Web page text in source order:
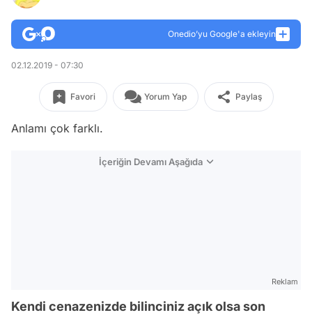
Onedio’yu Google'a ekleyin
02.12.2019 - 07:30
Favori Yorum Yap Paylaş
Anlamı çok farklı.
İçeriğin Devamı Aşağıda
Reklam
Kendi cenazenizde bilinciniz açık olsa son